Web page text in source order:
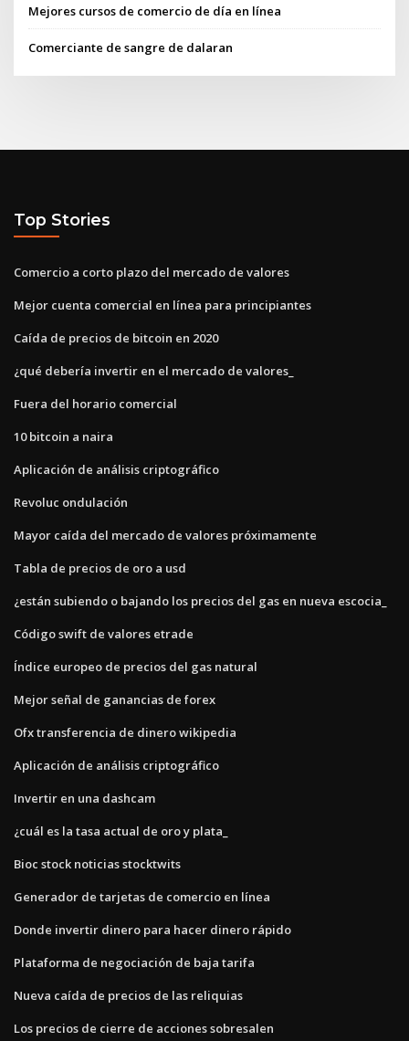
Mejores cursos de comercio de día en línea
Comerciante de sangre de dalaran
Top Stories
Comercio a corto plazo del mercado de valores
Mejor cuenta comercial en línea para principiantes
Caída de precios de bitcoin en 2020
¿qué debería invertir en el mercado de valores_
Fuera del horario comercial
10 bitcoin a naira
Aplicación de análisis criptográfico
Revoluc ondulación
Mayor caída del mercado de valores próximamente
Tabla de precios de oro a usd
¿están subiendo o bajando los precios del gas en nueva escocia_
Código swift de valores etrade
Índice europeo de precios del gas natural
Mejor señal de ganancias de forex
Ofx transferencia de dinero wikipedia
Aplicación de análisis criptográfico
Invertir en una dashcam
¿cuál es la tasa actual de oro y plata_
Bioc stock noticias stocktwits
Generador de tarjetas de comercio en línea
Donde invertir dinero para hacer dinero rápido
Plataforma de negociación de baja tarifa
Nueva caída de precios de las reliquias
Los precios de cierre de acciones sobresalen